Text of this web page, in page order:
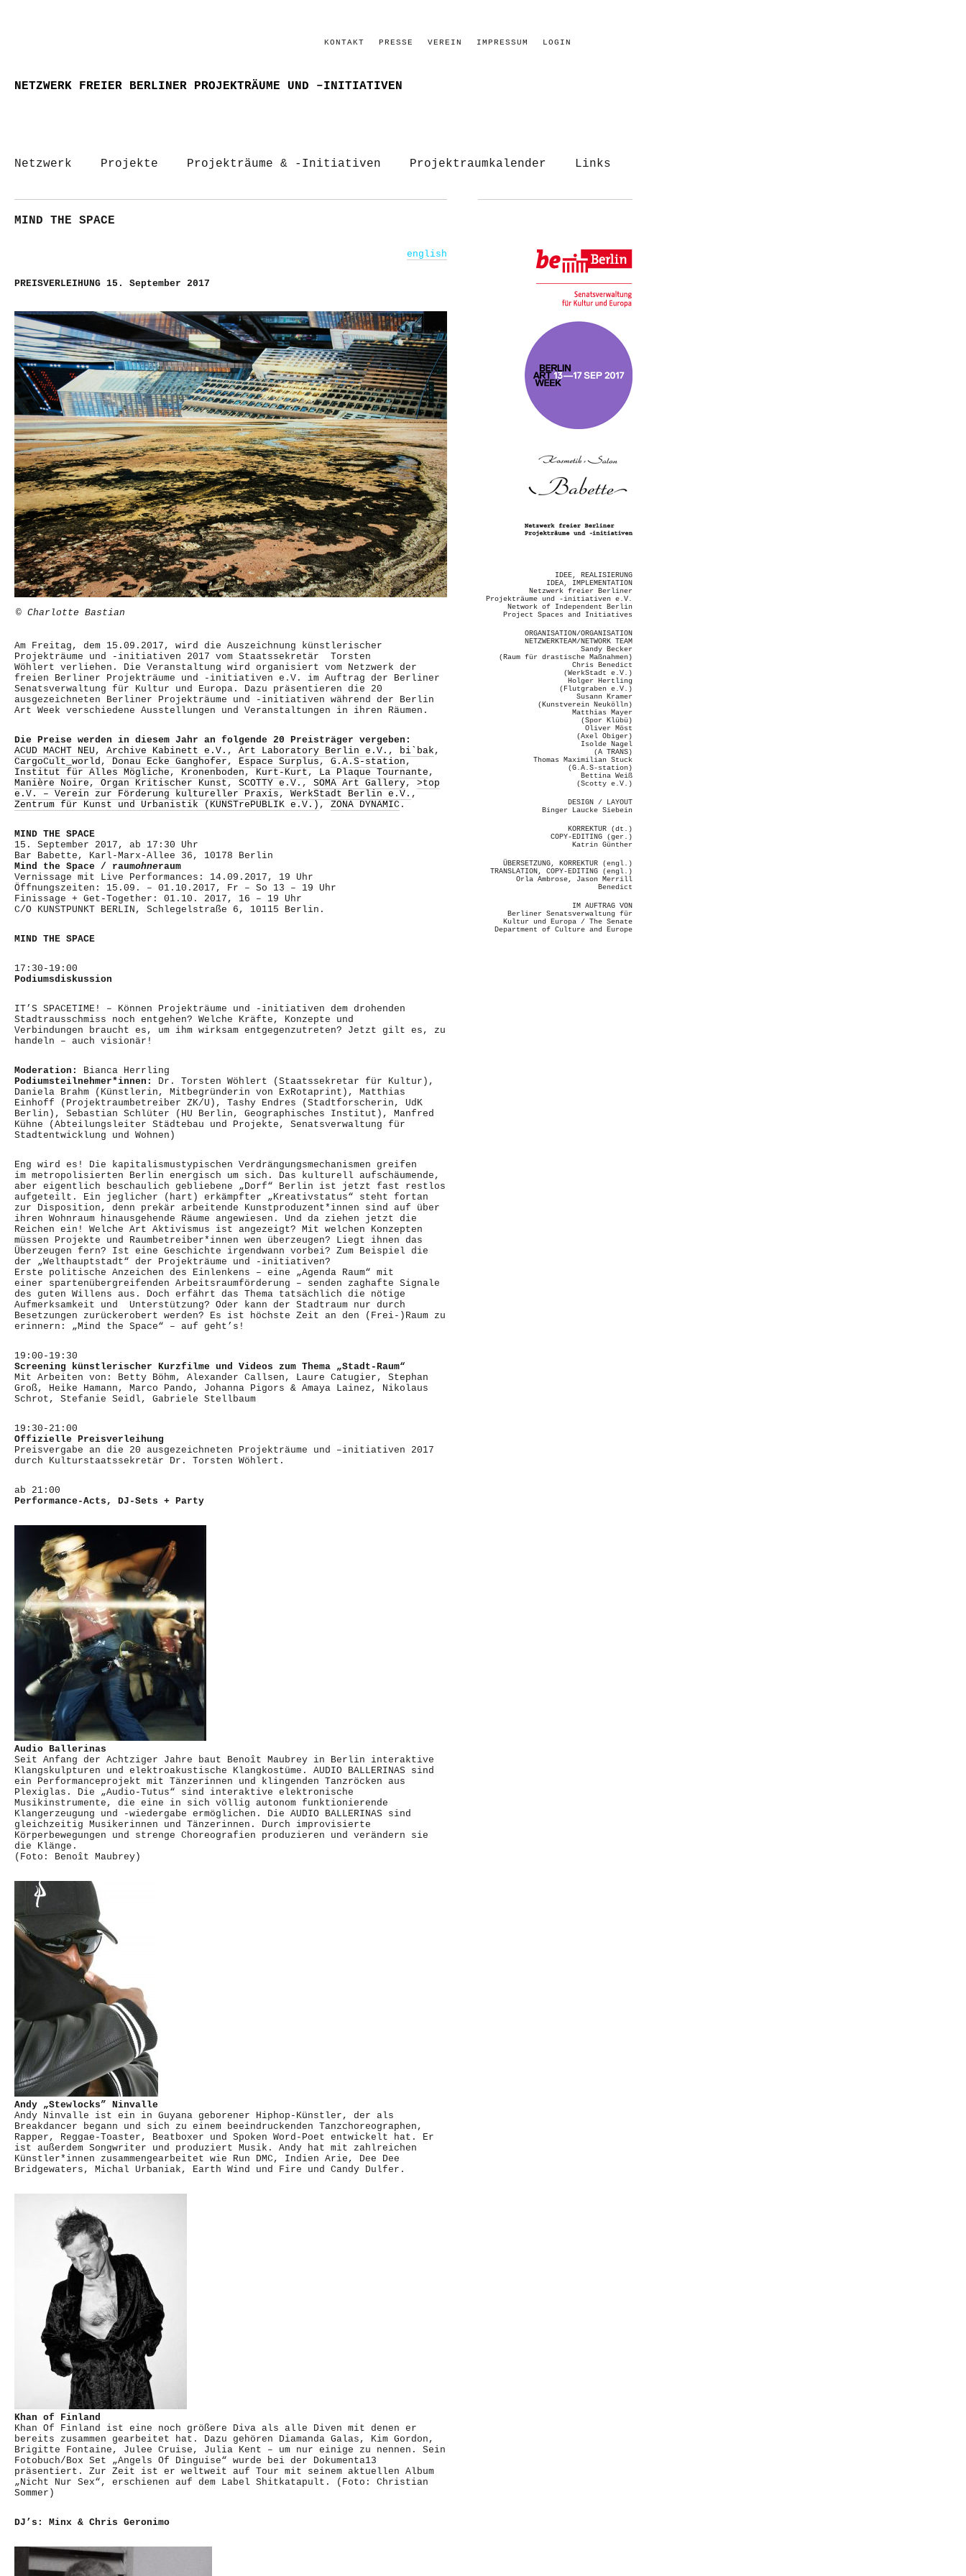
KONTAKT PRESSE VEREIN IMPRESSUM LOGIN
NETZWERK FREIER BERLINER PROJEKTRÄUME UND –INITIATIVEN
Netzwerk Projekte Projekträume & -Initiativen Projektraumkalender Links
MIND THE SPACE
english
PREISVERLEIHUNG 15. September 2017
© Charlotte Bastian
Am Freitag, dem 15.09.2017, wird die Auszeichnung künstlerischer
Projekträume und -initiativen 2017 vom Staatssekretär
Torsten
Wöhlert verliehen. Die Veranstaltung wird organisiert vom Netzwerk der
freien Berliner Projekträume und -initiativen e.V. im Auftrag der
Berliner
Senatsverwaltung für Kultur und Europa . Dazu präsentieren die 20
ausgezeichneten Berliner Projekträume und -initiativen während der Berlin
Art Week verschiedene Ausstellungen und Veranstaltungen in ihren Räumen.
Die Preise werden in diesem Jahr an folgende 20 Preisträger vergeben:
ACUD MACHT NEU , Archive Kabinett e.V. , Art Laboratory Berlin e.V. , bi`bak ,
CargoCult_world , Donau Ecke Ganghofer , Espace Surplus , G.A.S-station ,
Institut für Alles Mögliche , Kronenboden , Kurt-Kurt , La Plaque Tournante ,
Manière Noire , Organ Kritischer Kunst , SCOTTY e.V. , SOMA Art Gallery, >top
e.V. – Verein zur Förderung kultureller Praxis , WerkStadt Berlin e.V. ,
Zentrum für Kunst und Urbanistik (KUNSTrePUBLIK e.V.) , ZONA DYNAMIC .
MIND THE SPACE
15. September 2017, ab 17:30 Uhr
Bar Babette, Karl-Marx-Allee 36, 10178 Berlin
Mind the Space / raumohneraum
Vernissage mit Live Performances: 14.09.2017, 19 Uhr
Öffnungszeiten: 15.09. – 01.10.2017, Fr – So 13 – 19 Uhr
Finissage + Get-Together: 01.10. 2017, 16 – 19 Uhr
C/O KUNSTPUNKT BERLIN, Schlegelstraße 6, 10115 Berlin.
MIND THE SPACE
17:30-19:00
Podiumsdiskussion
IT’S SPACETIME! – Können Projekträume und -initiativen dem drohenden
Stadtrausschmiss noch entgehen? Welche Kräfte, Konzepte und
Verbindungen braucht es, um ihm wirksam entgegenzutreten? Jetzt gilt es, zu
handeln – auch visionär!
Moderation:
Bianca Herrling
Podiumsteilnehmer*innen:
Dr. Torsten Wöhlert (Staatssekretar für Kultur),
Daniela Brahm (Künstlerin, Mitbegründerin von ExRotaprint), Matthias
Einhoff (Projektraumbetreiber ZK/U), Tashy Endres (Stadtforscherin, UdK
Berlin), Sebastian Schlüter (HU Berlin, Geographisches Institut), Manfred
Kühne (Abteilungsleiter Städtebau und Projekte, Senatsverwaltung für
Stadtentwicklung und Wohnen)
Eng wird es! Die kapitalismustypischen Verdrängungsmechanismen greifen
im metropolisierten Berlin energisch um sich. Das kulturell aufschäumende,
aber eigentlich beschaulich gebliebene „Dorf“ Berlin ist jetzt fast restlos
aufgeteilt. Ein jeglicher (hart) erkämpfter „Kreativstatus“ steht fortan
zur Disposition, denn prekär arbeitende Kunstproduzent*innen sind auf über
ihren Wohnraum hinausgehende Räume angewiesen. Und da ziehen jetzt die
Reichen ein! Welche Art Aktivismus ist angezeigt? Mit welchen Konzepten
müssen Projekte und Raumbetreiber*innen wen überzeugen? Liegt ihnen das
Überzeugen fern? Ist eine Geschichte irgendwann vorbei? Zum Beispiel die
der „Welthauptstadt“ der Projekträume und -initiativen?
Erste politische Anzeichen des Einlenkens – eine „Agenda Raum“ mit
einer spartenübergreifenden Arbeitsraumförderung – senden zaghafte Signale
des guten Willens aus. Doch erfährt das Thema tatsächlich die nötige
Aufmerksamkeit und Unterstützung? Oder kann der Stadtraum nur durch
Besetzungen zurückerobert werden? Es ist höchste Zeit an den (Frei-)Raum zu
erinnern: „Mind the Space“ – auf geht’s!
19:00-19:30
Screening künstlerischer Kurzfilme und Videos zum Thema „Stadt-Raum“
Mit Arbeiten von: Betty Böhm, Alexander Callsen, Laure Catugier, Stephan
Groß, Heike Hamann, Marco Pando, Johanna Pigors & Amaya Lainez, Nikolaus
Schrot, Stefanie Seidl, Gabriele Stellbaum
19:30-21:00
Offizielle Preisverleihung
Preisvergabe an die 20 ausgezeichneten Projekträume und –initiativen 2017
durch Kulturstaatssekretär Dr. Torsten Wöhlert.
ab 21:00
Performance-Acts, DJ-Sets + Party
Audio Ballerinas
Seit Anfang der Achtziger Jahre baut Benoît Maubrey in Berlin interaktive
Klangskulpturen und elektroakustische Klangkostüme. AUDIO BALLERINAS sind
ein Performanceprojekt mit Tänzerinnen und klingenden Tanzröcken aus
Plexiglas. Die „Audio-Tutus“ sind interaktive elektronische
Musikinstrumente, die eine in sich völlig autonom funktionierende
Klangerzeugung und -wiedergabe ermöglichen. Die AUDIO BALLERINAS sind
gleichzeitig Musikerinnen und Tänzerinnen. Durch improvisierte
Körperbewegungen und strenge Choreografien produzieren und verändern sie
die Klänge.
(Foto: Benoît Maubrey)
Andy „Stewlocks” Ninvalle
Andy Ninvalle ist ein in Guyana geborener Hiphop-Künstler, der als
Breakdancer begann und sich zu einem beeindruckenden Tanzchoreographen,
Rapper, Reggae-Toaster, Beatboxer und Spoken Word-Poet entwickelt hat. Er
ist außerdem Songwriter und produziert Musik. Andy hat mit zahlreichen
Künstler*innen zusammengearbeitet wie Run DMC, Indien Arie, Dee Dee
Bridgewaters, Michal Urbaniak, Earth Wind und Fire und Candy Dulfer.
Khan of Finland
Khan Of Finland ist eine noch größere Diva als alle Diven mit denen er
bereits zusammen gearbeitet hat. Dazu gehören Diamanda Galas, Kim Gordon,
Brigitte Fontaine, Julee Cruise, Julia Kent – um nur einige zu nennen. Sein
Fotobuch/Box Set „Angels Of Dinguise“ wurde bei der Dokumenta13
präsentiert. Zur Zeit ist er weltweit auf Tour mit seinem aktuellen Album
„Nicht Nur Sex“, erschienen auf dem Label Shitkatapult. (Foto: Christian
Sommer)
DJ’s: Minx & Chris Geronimo
IDEE, REALISIERUNG
IDEA, IMPLEMENTATION
Netzwerk freier Berliner
Projekträume und -initiativen e.V.
Network of Independent Berlin
Project Spaces and Initiatives
ORGANISATION/ORGANISATION
NETZWERKTEAM/NETWORK TEAM
Sandy Becker
(Raum für drastische Maßnahmen)
Chris Benedict
(WerkStadt e.V.)
Holger Hertling
(Flutgraben e.V.)
Susann Kramer
(Kunstverein Neukölln)
Matthias Mayer
(Spor Klübü)
Oliver Möst
(Axel Obiger)
Isolde Nagel
(A TRANS)
Thomas Maximilian Stuck
(G.A.S-station)
Bettina Weiß
(Scotty e.V.)
DESIGN / LAYOUT
Binger Laucke Siebein
KORREKTUR (dt.)
COPY-EDITING (ger.)
Katrin Günther
ÜBERSETZUNG, KORREKTUR (engl.)
TRANSLATION, COPY-EDITING (engl.)
Orla Ambrose, Jason Merrill
Benedict
IM AUFTRAG VON
Berliner Senatsverwaltung für
Kultur und Europa / The Senate
Department of Culture and Europe